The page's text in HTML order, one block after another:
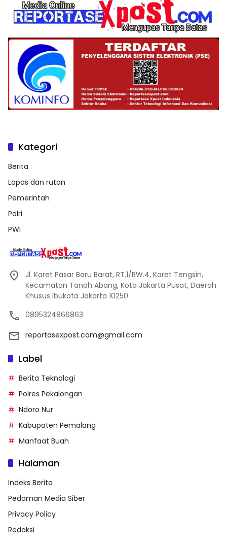
Kategori
Berita
Lapas dan rutan
Pemerintah
Polri
PWI
Jl. Karet Pasar Baru Barat, RT.1/RW.4, Karet Tengsin,
Kecamatan Tanah Abang, Kota Jakarta Pusat, Daerah
Khusus Ibukota Jakarta 10250
0895324866863
reportasexpost.com@gmail.com
Label
Berita Teknologi
Polres Pekalongan
Ndoro Nur
Kabupaten Pemalang
Manfaat Buah
Halaman
Indeks Berita
Pedoman Media Siber
Privacy Policy
Redaksi